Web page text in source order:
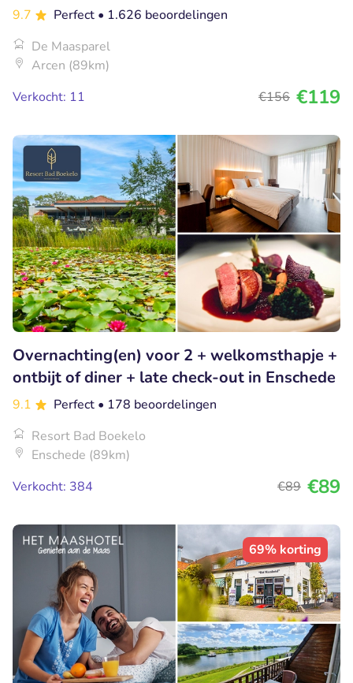
9.7 Perfect • 1.626 beoordelingen
De Maasparel
Arcen (89km)
Verkocht: 11
€156 €119
Overnachting(en) voor 2 + welkomsthapje +
ontbijt of diner + late check-out in Enschede
9.1 Perfect • 178 beoordelingen
Resort Bad Boekelo
Enschede (89km)
Verkocht: 384
€89 €89
69% korting